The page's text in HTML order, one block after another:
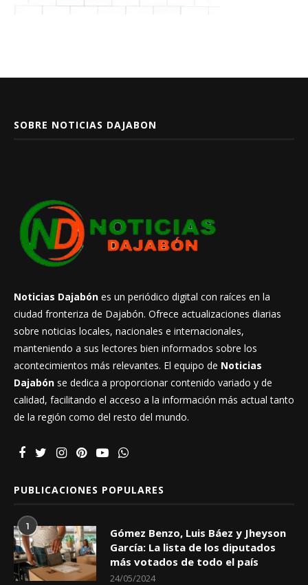
SOBRE NOTICIAS DAJABON
Noticias Dajabón es un periódico digital con raíces en la
ciudad fronteriza de Dajabón. Ofrece actualizaciones diarias
sobre noticias locales, nacionales e internacionales,
manteniendo a sus lectores bien informados sobre los
acontecimientos más relevantes. El equipo de Noticias
Dajabón se dedica a proporcionar contenido variado y de
calidad, facilitando el acceso a la información más actual tanto
de la región como del resto del mundo.
PUBLICACIONES POPULARES
1
Gómez Benzo, Luis Báez y Jheyson
García: La lista de los diputados
más votados de todo el país
24/05/2024